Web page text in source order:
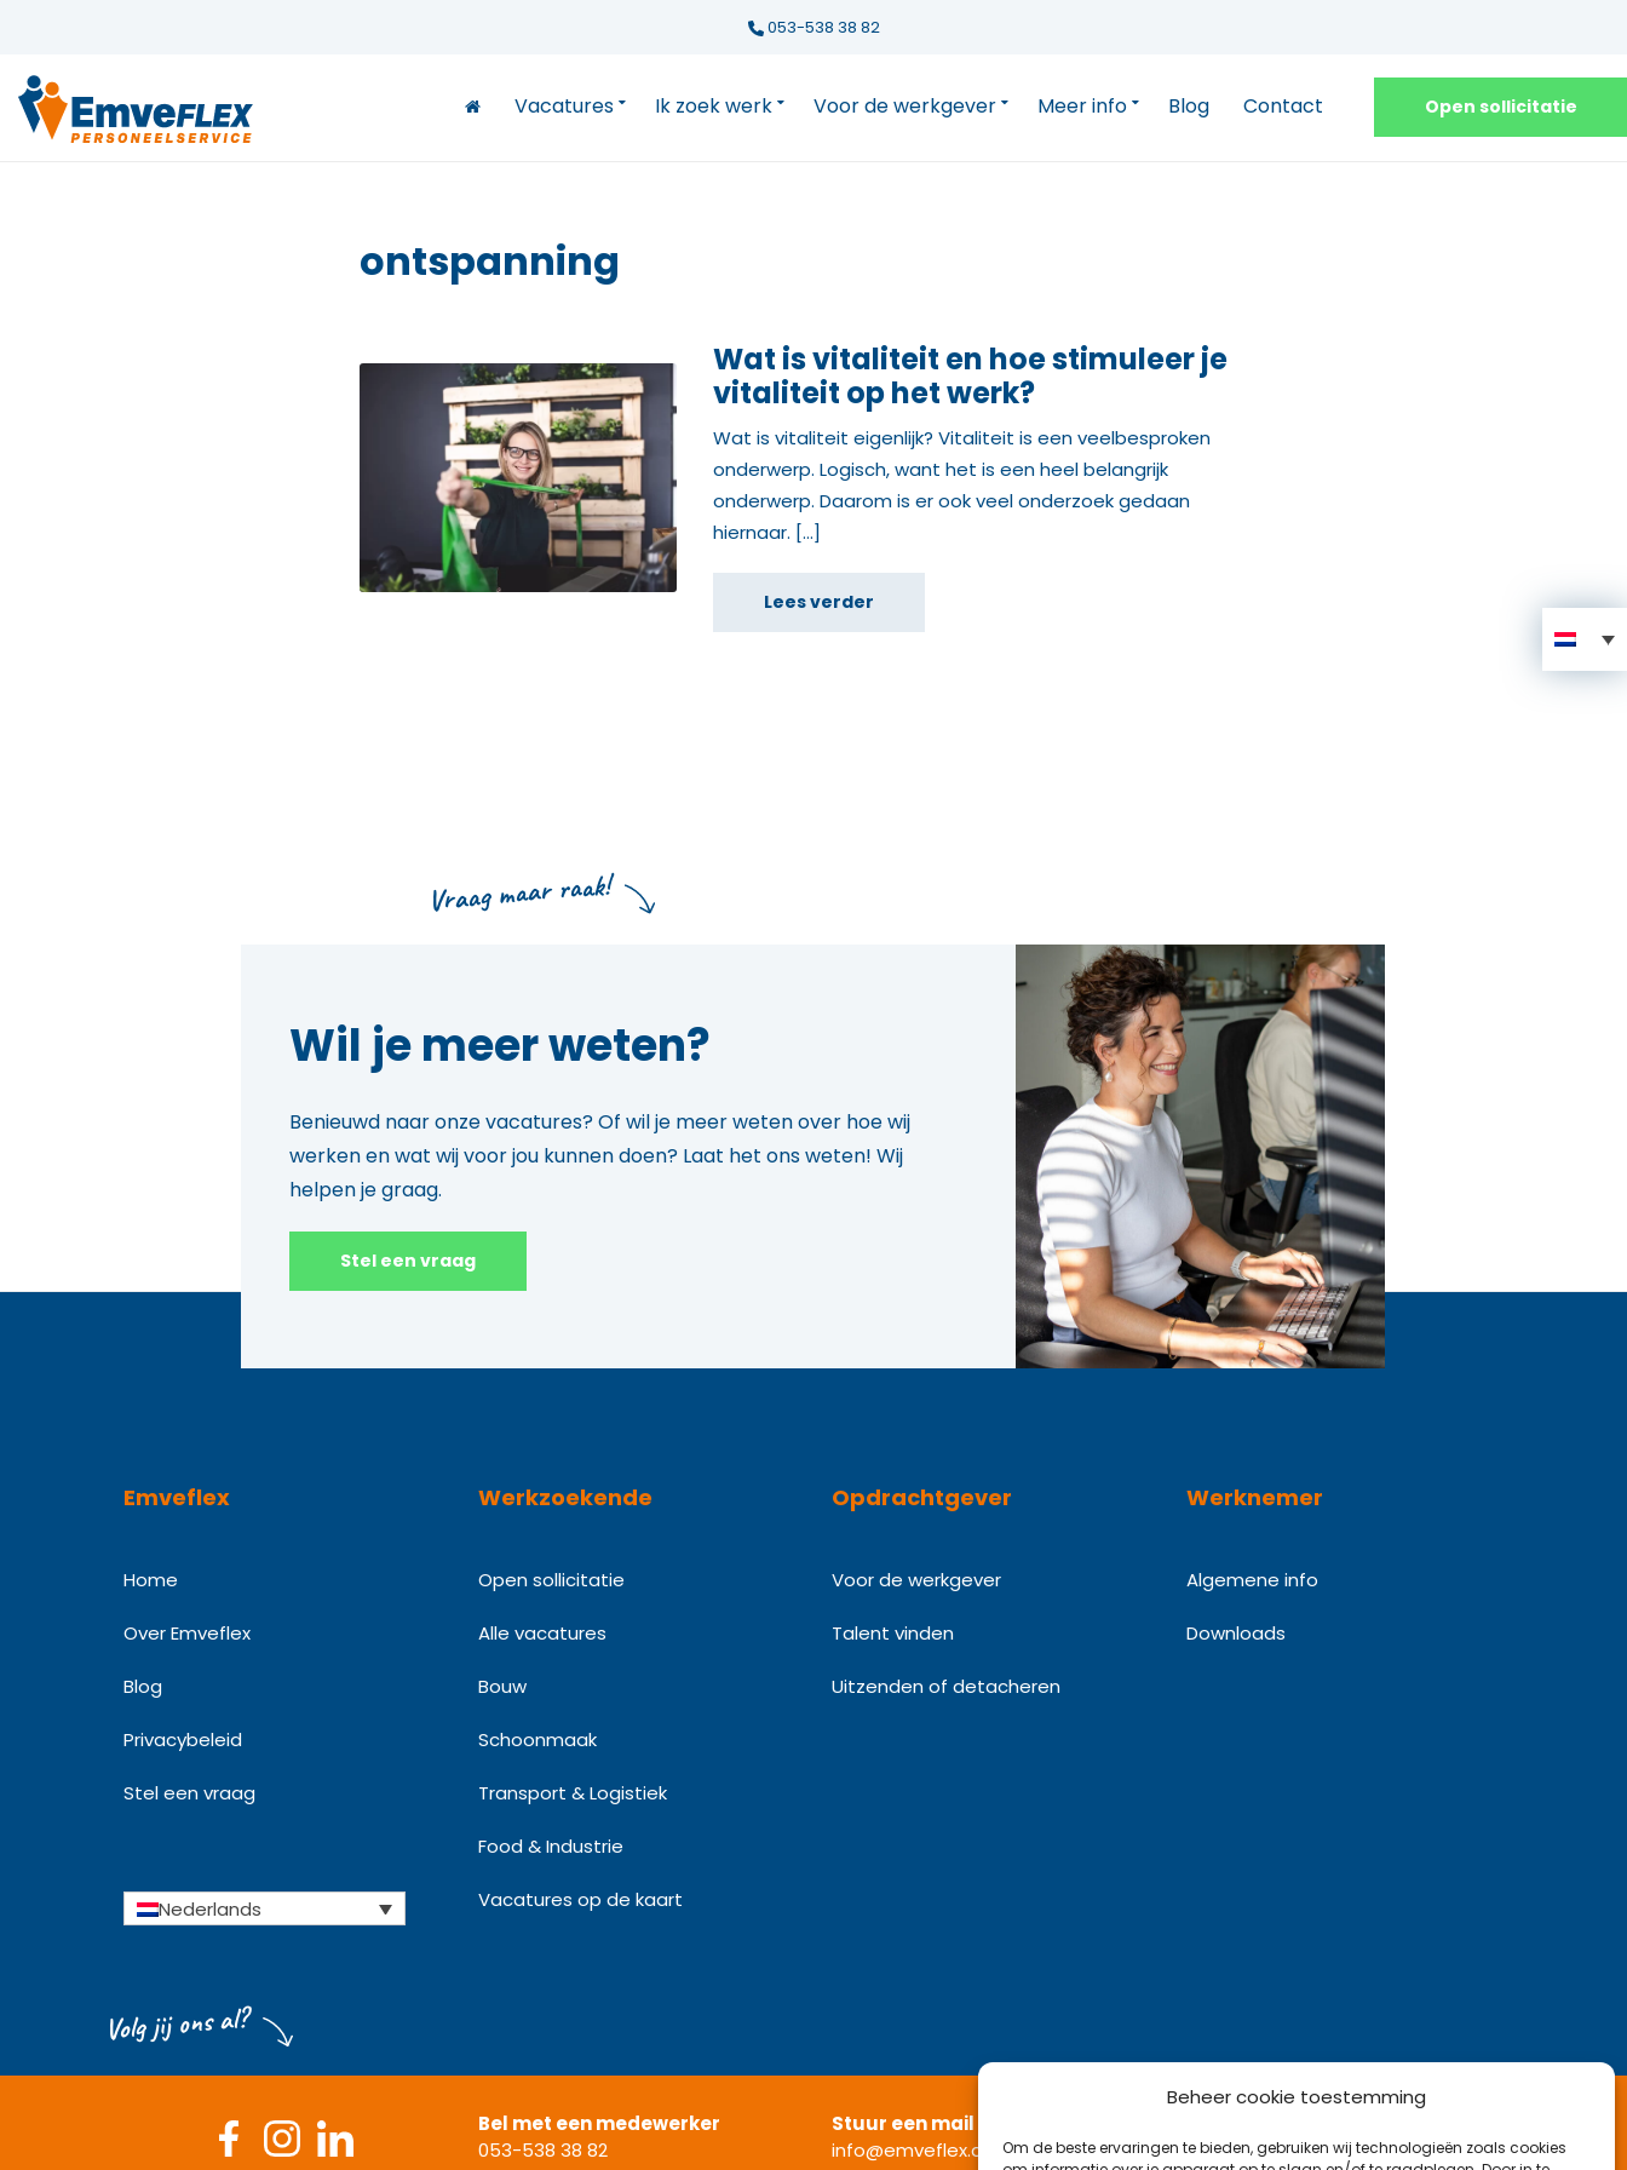
Beheer cookie toestemming
Om de beste ervaringen te bieden, gebruiken wij technologieën zoals cookies
053-538 38 82
Vacatures Ik zoek werk Voor de werkgever Meer info Blog Contact Open sollicitatie
ontspanning
Wat is vitaliteit en hoe stimuleer je
vitaliteit op het werk?
Wat is vitaliteit eigenlijk? Vitaliteit is een veelbesproken
onderwerp. Logisch, want het is een heel belangrijk
onderwerp. Daarom is er ook veel onderzoek gedaan
hiernaar. […]
Lees verder
Vraag maar raak!
Wil je meer weten?
Benieuwd naar onze vacatures? Of wil je meer weten over hoe wij
werken en wat wij voor jou kunnen doen? Laat het ons weten! Wij
helpen je graag.
Stel een vraag
Emveflex
Home
Over Emveflex
Blog
Privacybeleid
Stel een vraag
Nederlands
Werkzoekende
Open sollicitatie
Alle vacatures
Bouw
Schoonmaak
Transport & Logistiek
Food & Industrie
Vacatures op de kaart
Opdrachtgever
Voor de werkgever
Talent vinden
Uitzenden of detacheren
Werknemer
Algemene info
Downloads
Volg jij ons al?
Bel met een medewerker
053-538 38 82
Stuur een mail
info@emveflex.com
Najaarsweg 21 B, 7532 SK Enschede